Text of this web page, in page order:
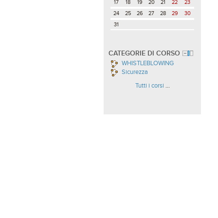
17
18 19 20 21 22
23
24
25 26 27 28 29
30
31
CATEGORIE DI CORSO
WHISTLEBLOWING
Sicurezza
Tutti i corsi